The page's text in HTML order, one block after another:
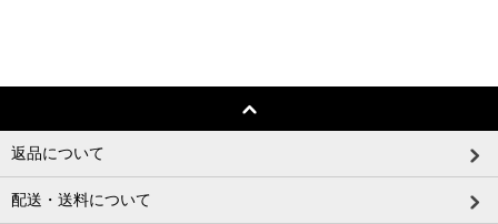
返品について
配送・送料について